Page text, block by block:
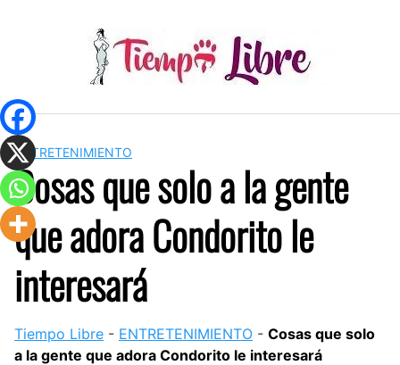
ENTRETENIMIENTO
Cosas que solo a la gente
que adora Condorito le
interesará
Tiempo Libre - ENTRETENIMIENTO - Cosas que solo
a la gente que adora Condorito le interesará